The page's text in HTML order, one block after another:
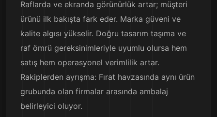
Raflarda ve ekranda görünürlük artar; müşteri
ürünü ilk bakışta fark eder. Marka güveni ve
kalite algısı yükselir. Doğru tasarım taşıma ve
raf ömrü gereksinimleriyle uyumlu olursa hem
satış hem operasyonel verimlilik artar.
Rakiplerden ayrışma: Fırat havzasında aynı ürün
grubunda olan firmalar arasında ambalaj
belirleyici oluyor.